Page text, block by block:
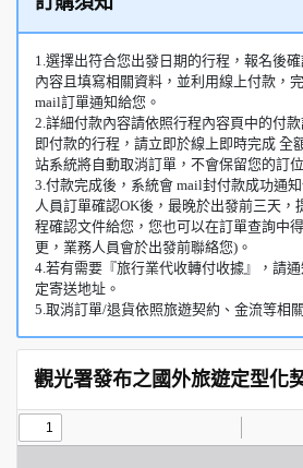
1.選擇出符合您出發日期的行程，報名後
內容且填寫相關資料，並利用線上付款，
mail訂單通知給您。
2.詳細付款內容請依照行程內容頁中的付
即付款的行程，請立即於線上即時完成 全
站系統將自動取消訂單，不會保留您的訂位
3.付款完成後，系統會 mail封付款成功通
人員訂單確認OK後，最晚於出發前三天，
程確認文件給您，您也可以在訂單查詢中
更，業務人員會於出發前聯絡您)。
4.若有需要『旅行業代收轉付收據』，請
定寄送地址。
5.取消訂單/退貨依照旅遊契約、金流等相
觀光署發布之國外旅遊定型化